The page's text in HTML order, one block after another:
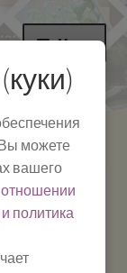
Меню
Телефон:+7-
249-1040
можете
вашего
политика